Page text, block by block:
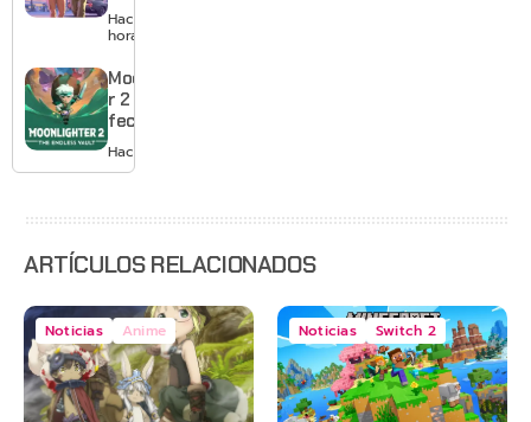
GTA 6 en
agosto
estreno
anticipado
en Netflix
Hace 24
horas
Moonlighte
r 2 ya tiene
fecha y
puedes
quedarte
Hace 2 días
ARTÍCULOS RELACIONADOS
Noticias Anime Noticias Switch 2